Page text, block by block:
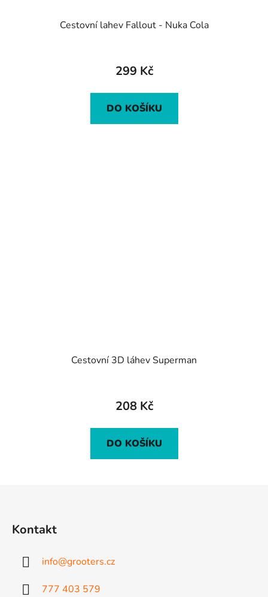
Cestovní lahev Fallout - Nuka Cola
299 Kč
DO KOŠÍKU
Cestovní 3D láhev Superman
208 Kč
DO KOŠÍKU
Kontakt
info@grooters.cz
777 403 579